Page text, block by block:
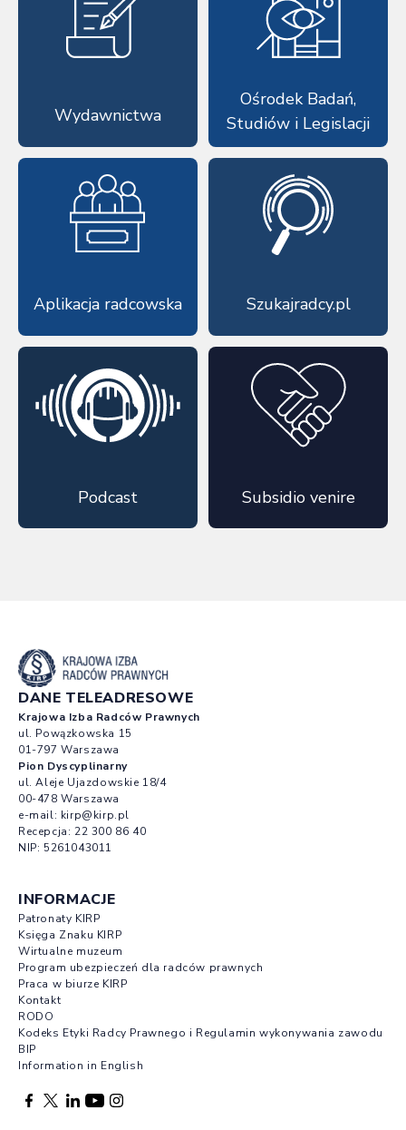
Wydawnictwa
Ośrodek Badań,
Studiów i Legislacji
Aplikacja radcowska Szukajradcy.pl
Podcast Subsidio venire
DANE TELEADRESOWE
Krajowa Izba Radców Prawnych
ul. Powązkowska 15
01-797 Warszawa
Pion Dyscyplinarny
ul. Aleje Ujazdowskie 18/4
00-478 Warszawa
e-mail: kirp@kirp.pl
Recepcja: 22 300 86 40
NIP: 5261043011
INFORMACJE
Patronaty KIRP
Księga Znaku KIRP
Wirtualne muzeum
Program ubezpieczeń dla radców prawnych
Praca w biurze KIRP
Kontakt
RODO
Kodeks Etyki Radcy Prawnego i Regulamin wykonywania zawodu
BIP
Information in English
Facebook otwierany w nowej karcie
Profil X otwierany w nowej karcie
Profil LinkedIn otwierany w nowej karcie
Profil YouTube otwierany w nowej karcie
Profil Instagram otwierany w nowej karcie